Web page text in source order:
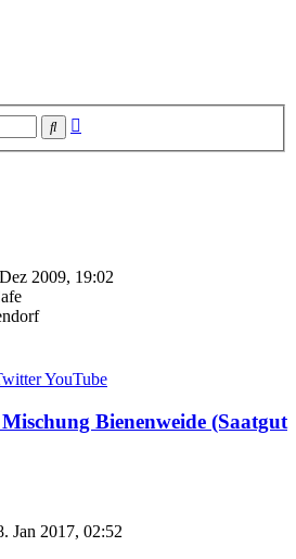
Suche
2009, 19:02
YouTube
Bienenweide (Saatgut
Jan 2017, 02:52